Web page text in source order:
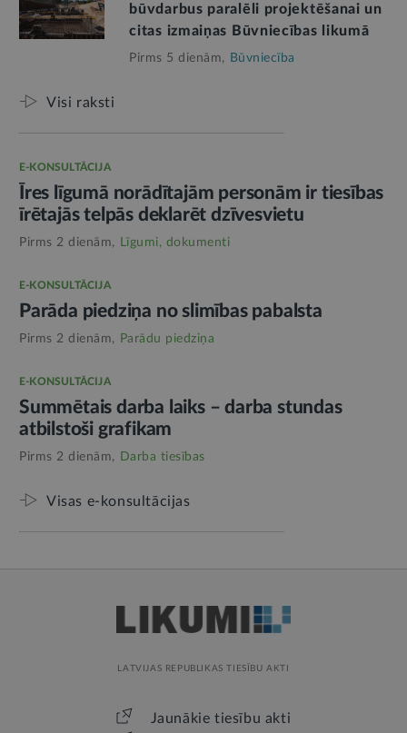
būvdarbus paralēli projektēšanai un
citas izmaiņas Būvniecības likumā
Pirms 5 dienām, Būvniecība
Visi raksti
E-KONSULTĀCIJA
Īres līgumā norādītajām personām ir tiesības
īrētajās telpās deklarēt dzīvesvietu
Pirms 2 dienām, Līgumi, dokumenti
E-KONSULTĀCIJA
Parāda piedziņa no slimības pabalsta
Pirms 2 dienām, Parādu piedziņa
E-KONSULTĀCIJA
Summētais darba laiks – darba stundas
atbilstoši grafikam
Pirms 2 dienām, Darba tiesības
Visas e-konsultācijas
LATVIJAS REPUBLIKAS TIESĪBU AKTI
Jaunākie tiesību akti